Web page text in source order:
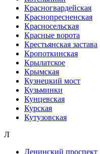
Красногвардейская
Краснопресненская
Красносельская
Красные ворота
Крестьянская застава
Кропоткинская
Крылатское
Крымская
Кузнецкий мост
Кузьминки
Кунцевская
Курская
Кутузовская
Л
Ленинский проспект